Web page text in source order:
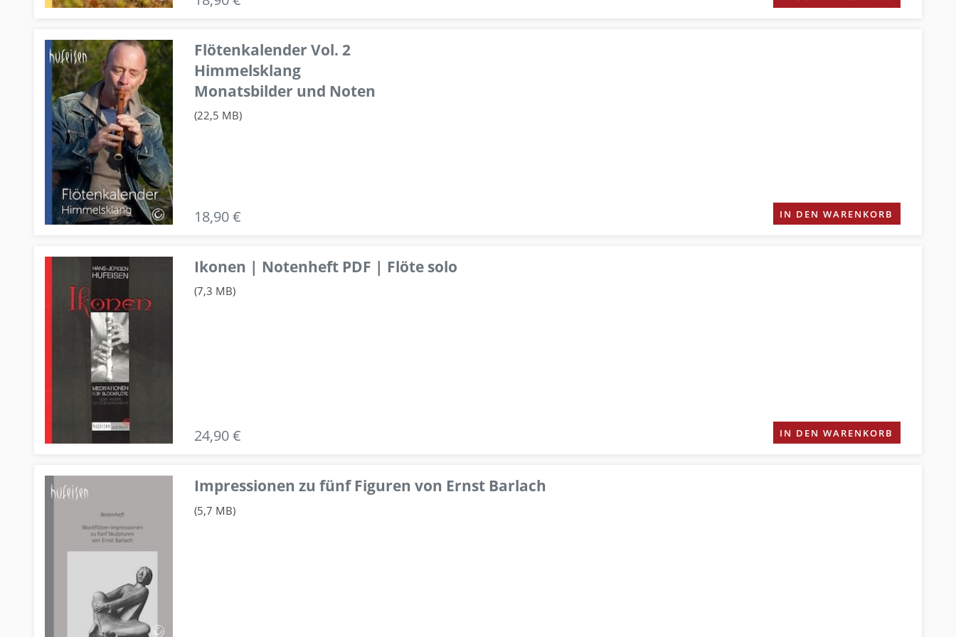
Flötenkalender Vol. 2
Himmelsklang
Monatsbilder und Noten
(22,5 MB)
18,90 € IN DEN WARENKORB
Ikonen | Notenheft PDF | Flöte solo
(7,3 MB)
24,90 € IN DEN WARENKORB
Impressionen zu fünf Figuren von Ernst Barlach
(5,7 MB)